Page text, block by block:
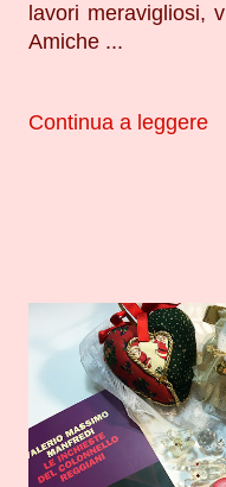
lavori meravigliosi,
Amiche ...
Continua a leggere